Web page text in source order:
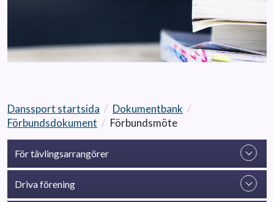
Danssport startsida / Dokumentbank /
Förbundsdokument / Förbundsmöte
För tävlingsarrangörer
Driva förening